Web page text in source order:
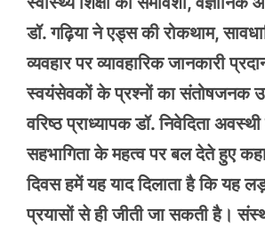
डॉ. गढ़िया ने एड्स की रोकथाम,
व्यवहार पर व्यावहारिक जानकारी
स्वयंसेवकों के प्रश्नों का संतोषजनक
वरिष्ठ प्राध्यापक डॉ. निवेदिता
सहभागिता के महत्व पर बल देते हुए
दिवस हमें यह याद दिलाता है कि यह
प्रयासों से ही जीती जा सकती है।